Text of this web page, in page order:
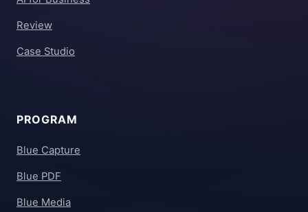
Review
Case Studio
PROGRAM
Blue Capture
Blue PDF
Blue Media